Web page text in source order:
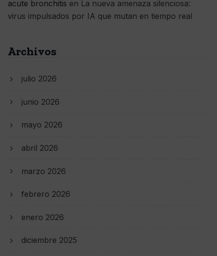
acute bronchitis en La nueva amenaza silenciosa:
virus impulsados por IA que mutan en tiempo real
Archivos
julio 2026
junio 2026
mayo 2026
abril 2026
marzo 2026
febrero 2026
enero 2026
diciembre 2025